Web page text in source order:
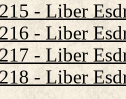
- Liber
- Liber
- Liber
- Liber